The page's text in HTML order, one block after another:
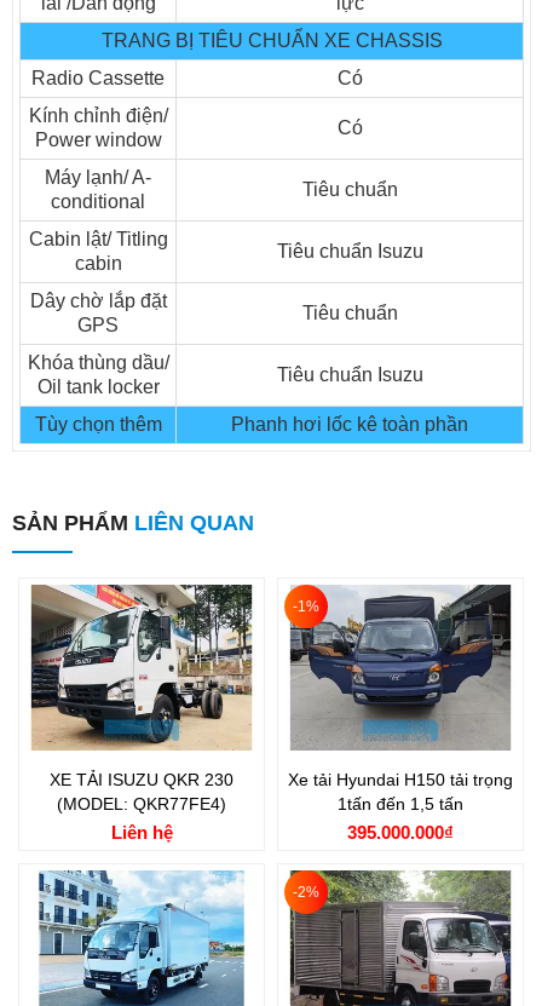
Xe tải ISUZU Vĩnh Phát VM FN129L4 8t2 thùng dài 7m
Hộp số : MLD-6Q, 06 số tiến, 01 số lùi
LIÊN HỆ MUA XE
TRANG BỊ TIÊU CHUẨN XE CHASSIS
Radio Cassette
Có
Kính chỉnh điện/
Power window
Có
Máy lạnh/ A-
conditional
Tiêu chuẩn
Cabin lật/ Titling
cabin
Tiêu chuẩn Isuzu
Dây chờ lắp đặt
GPS
Tiêu chuẩn
Khóa thùng dầu/
Oil tank locker
Tiêu chuẩn Isuzu
Tùy chọn thêm Phanh hơi lốc kê toàn phần
SẢN PHẨM LIÊN QUAN
XE TẢI ISUZU QKR 230
(MODEL: QKR77FE4)
Liên hệ
-1%
Xe tải Hyundai H150 tải trọng
1tấn đến 1,5 tấn
395.000.000₫
-2%